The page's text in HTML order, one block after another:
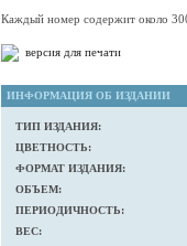
Каждый номер содержит около
версия для печати
ИНФОРМАЦИЯ ОБ ИЗДАНИИ
ТИП ИЗДАНИЯ:
ЦВЕТНОСТЬ:
ФОРМАТ ИЗДАНИЯ:
ОБЪЕМ:
ПЕРИОДИЧНОСТЬ:
ВЕС: